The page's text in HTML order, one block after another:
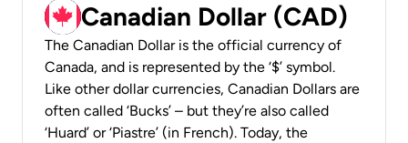
Canadian Dollar (CAD)
The Canadian Dollar is the official currency of
Canada, and is represented by the ‘$’ symbol.
Like other dollar currencies, Canadian Dollars are
often called ‘Bucks’ – but they’re also called
‘Huard’ or ‘Piastre’ (in French). Today, the